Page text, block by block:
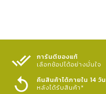
การันตีของแท้
เลือกช้อปได้อย่างมั่นใจ​
คืนสินค้าได้ภายใน 14 วัน
หลังได้รับสินค้า*